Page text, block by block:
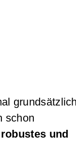
schon
robustes und